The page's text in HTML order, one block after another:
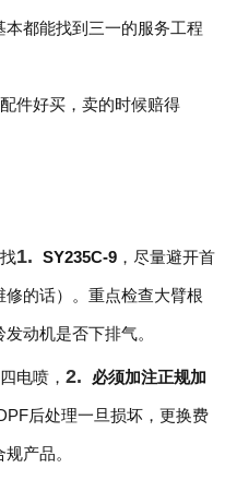
都能找到三一的服务工程
件好买，卖的时候赔得
SY235C-9 ，尽量避开首
的话）。重点检查大臂根
动机是否下排气。
电喷， 必须加注正规加
后处理一旦损坏，更换费
产品。